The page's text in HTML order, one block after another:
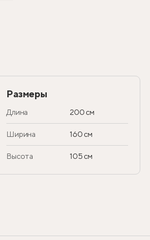
Размеры
Длина 200 см
Ширина 160 см
Высота 105 см